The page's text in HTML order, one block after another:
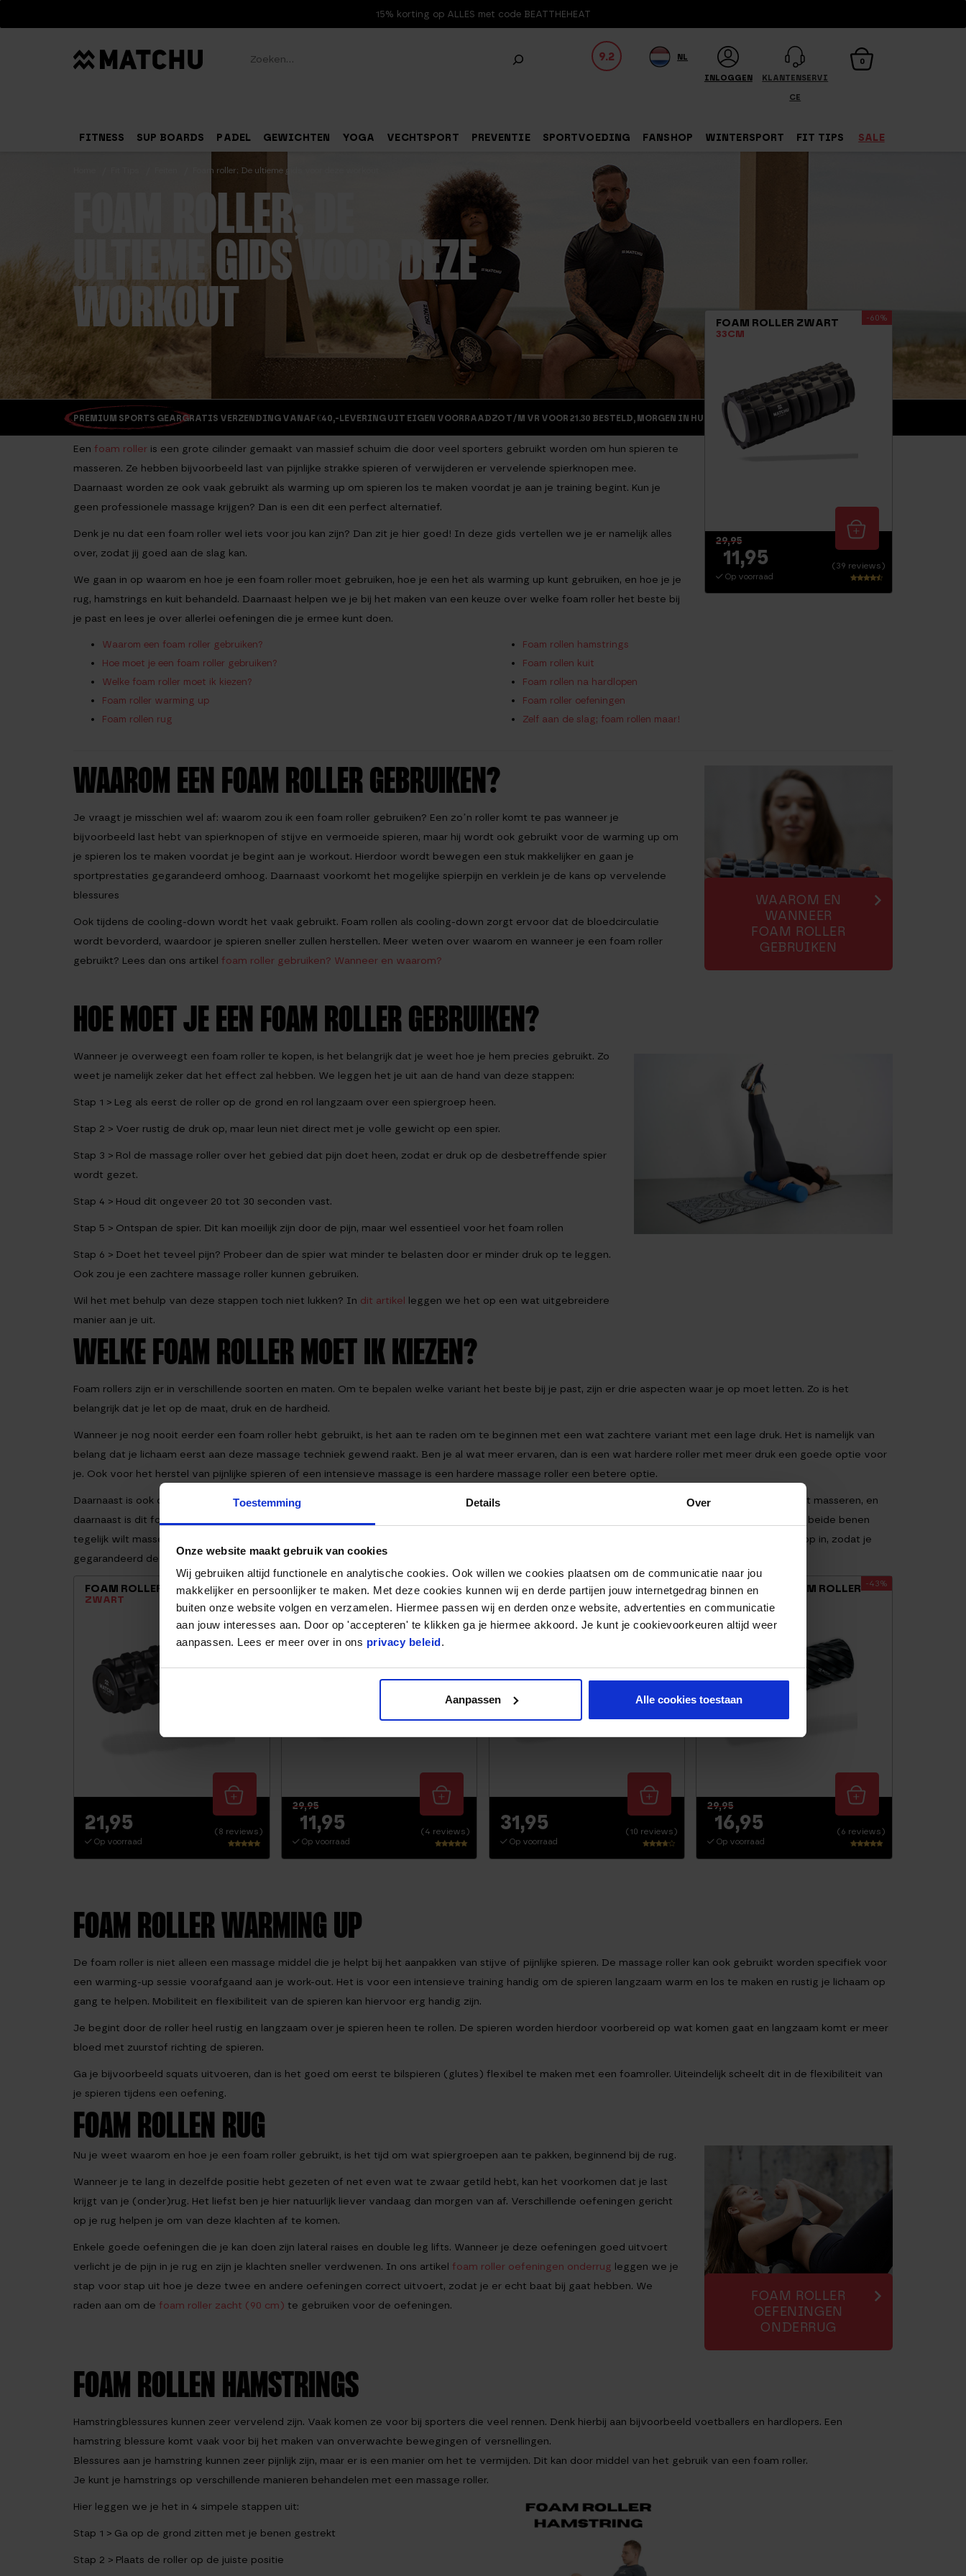
Toestemming Details Over
Onze website maakt gebruik van cookies
Wij gebruiken altijd functionele en analytische cookies. Ook willen we cookies plaatsen om de communicatie naar jou
makkelijker en persoonlijker te maken. Met deze cookies kunnen wij en derde partijen jouw internetgedrag binnen en
buiten onze website volgen en verzamelen. Hiermee passen wij en derden onze website, advertenties en communicatie
aan jouw interesses aan. Door op 'accepteren' te klikken ga je hiermee akkoord. Je kunt je cookievoorkeuren altijd weer
aanpassen. Lees er meer over in ons privacy beleid.
Aanpassen Alle cookies toestaan
15% korting op ALLES met code BEATTHEHEAT
9.2 NL
INLOGGEN KLANTENSERVI
CE
0
FITNESS SUP BOARDS PADEL GEWICHTEN YOGA VECHTSPORT PREVENTIE SPORTVOEDING FANSHOP WINTERSPORT FIT TIPS SALE
Foam roller; De ultieme gids voor deze workout
FOAM ROLLER; DE
ULTIEME GIDS VOOR DEZE
WORKOUT
RETOURNEREN
PREMIUM SPORTS GEARGRATIS VERZENDING VANAF €40,- LEVERING UIT EIGEN VOORRAADZO T/M VR VOOR 21.30 BESTELD, MORGEN IN HUIS
Een foam roller is een grote cilinder gemaakt van massief schuim die door veel sporters gebruikt worden om hun spieren te
masseren. Ze hebben bijvoorbeeld last van pijnlijke strakke spieren of verwijderen er vervelende spierknopen mee.
Daarnaast worden ze ook vaak gebruikt als warming up om spieren los te maken voordat je aan je training begint. Kun je
geen professionele massage krijgen? Dan is een dit een perfect alternatief.
Denk je nu dat een foam roller wel iets voor jou kan zijn? Dan zit je hier goed! In deze gids vertellen we je er namelijk alles
over, zodat jij goed aan de slag kan.
We gaan in op waarom en hoe je een foam roller moet gebruiken, hoe je een het als warming up kunt gebruiken, en hoe je je
rug, hamstrings en kuit behandeld. Daarnaast helpen we je bij het maken van een keuze over welke foam roller het beste bij
je past en lees je over allerlei oefeningen die je ermee kunt doen.
FOAM ROLLER ZWART
33CM
-60%
(39 reviews)
29,95
11,95
Op voorraad
Waarom een foam roller gebruiken?
Hoe moet je een foam roller gebruiken?
Welke foam roller moet ik kiezen?
Foam roller warming up
Foam rollen rug
Foam rollen hamstrings
Foam rollen kuit
Foam rollen na hardlopen
Foam roller oefeningen
Zelf aan de slag; foam rollen maar!
WAAROM EEN FOAM ROLLER GEBRUIKEN?
Je vraagt je misschien wel af: waarom zou ik een foam roller gebruiken? Een zo’n roller komt te pas wanneer je
bijvoorbeeld last hebt van spierknopen of stijve en vermoeide spieren, maar hij wordt ook gebruikt voor de warming up om
je spieren los te maken voordat je begint aan je workout. Hierdoor wordt bewegen een stuk makkelijker en gaan je
sportprestaties gegarandeerd omhoog. Daarnaast voorkomt het mogelijke spierpijn en verklein je de kans op vervelende
blessures
Ook tijdens de cooling-down wordt het vaak gebruikt. Foam rollen als cooling-down zorgt ervoor dat de bloedcirculatie
wordt bevorderd, waardoor je spieren sneller zullen herstellen. Meer weten over waarom en wanneer je een foam roller
gebruikt? Lees dan ons artikel foam roller gebruiken? Wanneer en waarom?
WAAROM EN
WANNEER
FOAM ROLLER
GEBRUIKEN
HOE MOET JE EEN FOAM ROLLER GEBRUIKEN?
Wanneer je overweegt een foam roller te kopen, is het belangrijk dat je weet hoe je hem precies gebruikt. Zo
weet je namelijk zeker dat het effect zal hebben. We leggen het je uit aan de hand van deze stappen:
Stap 1 > Leg als eerst de roller op de grond en rol langzaam over een spiergroep heen.
Stap 2 > Voer rustig de druk op, maar leun niet direct met je volle gewicht op een spier.
Stap 3 > Rol de massage roller over het gebied dat pijn doet heen, zodat er druk op de desbetreffende spier
wordt gezet.
Stap 4 > Houd dit ongeveer 20 tot 30 seconden vast.
Stap 5 > Ontspan de spier. Dit kan moeilijk zijn door de pijn, maar wel essentieel voor het foam rollen
Stap 6 > Doet het teveel pijn? Probeer dan de spier wat minder te belasten door er minder druk op te leggen.
Ook zou je een zachtere massage roller kunnen gebruiken.
Wil het met behulp van deze stappen toch niet lukken? In dit artikel leggen we het op een wat uitgebreidere
manier aan je uit.
WELKE FOAM ROLLER MOET IK KIEZEN?
Foam rollers zijn er in verschillende soorten en maten. Om te bepalen welke variant het beste bij je past, zijn er drie aspecten waar je op moet letten. Zo is het
belangrijk dat je let op de maat, druk en de hardheid.
Wanneer je nog nooit eerder een foam roller hebt gebruikt, is het aan te raden om te beginnen met een wat zachtere variant met een lage druk. Het is namelijk van
belang dat je lichaam eerst aan deze massage techniek gewend raakt. Ben je al wat meer ervaren, dan is een wat hardere roller met meer druk een goede optie voor
je. Ook voor het herstel van pijnlijke spieren of een intensieve massage is een hardere massage roller een betere optie.
Daarnaast is ook de maat goed om in overweging mee te nemen. De meeste rollers zijn 33 cm breed. Dit is perfect wanneer je je armen of benen wilt masseren, en
daarnaast is dit formaat ook nog eens makkelijk mee te nemen. De wat grotere massage rollers vaak vanaf 40 cm, zijn ideaal wanneer je bijvoorbeeld beide benen
tegelijk wilt masseren. Wil je meer hulp bij het kiezen van de juiste foam roller? Op onze
gaan we er wat gedetailleerder op in, zodat je
gegarandeerd de juiste keuze maakt!
FOAM ROLLER EXTRA
ZWART
(8 reviews)
21,95
Op voorraad
FOAM ROLLER ORANJE
33CM
(4 reviews)
29,95
11,95
Op voorraad
FOAM ROLLER ZACHT 90CM
BLAUW
(10 reviews)
31,95
Op voorraad
HEAVY DUTY FOAM ROLLER -43%
(6 reviews)
29,95
16,95
Op voorraad
FOAM ROLLER WARMING UP
De foam roller is niet alleen een massage middel die je helpt bij het aanpakken van stijve of pijnlijke spieren. De massage roller kan ook gebruikt worden specifiek voor
een warming-up sessie voorafgaand aan je work-out. Het is voor een intensieve training handig om de spieren langzaam warm en los te maken en rustig je lichaam op
gang te helpen. Mobiliteit en flexibiliteit van de spieren kan hiervoor erg handig zijn.
Je begint door de roller heel rustig en langzaam over je spieren heen te rollen. De spieren worden hierdoor voorbereid op wat komen gaat en langzaam komt er meer
bloed met zuurstof richting de spieren.
Ga je bijvoorbeeld squats uitvoeren, dan is het goed om eerst te bilspieren (glutes) flexibel te maken met een foamroller. Uiteindelijk scheelt dit in de flexibiliteit van
je spieren tijdens een oefening.
FOAM ROLLEN RUG
Nu je weet waarom en hoe je een foam roller gebruikt, is het tijd om wat spiergroepen aan te pakken, beginnend bij de rug.
Wanneer je te lang in dezelfde positie hebt gezeten of net even wat te zwaar getild hebt, kan het voorkomen dat je last
krijgt van je (onder)rug. Het liefst ben je hier natuurlijk liever vandaag dan morgen van af. Verschillende oefeningen gericht
op je rug helpen je om van deze klachten af te komen.
Enkele goede oefeningen die je kan doen zijn lateral raises en double leg lifts. Wanneer je deze oefeningen goed uitvoert
verlicht je de pijn in je rug en zijn je klachten sneller verdwenen. In ons artikel foam roller oefeningen onderrug leggen we je
stap voor stap uit hoe je deze twee en andere oefeningen correct uitvoert, zodat je er echt baat bij gaat hebben. We
raden aan om de foam roller zacht (90 cm) te gebruiken voor de oefeningen.
FOAM ROLLER
OEFENINGEN
ONDERRUG
FOAM ROLLEN HAMSTRINGS
Hamstringblessures kunnen zeer vervelend zijn. Vaak komen ze voor bij sporters die veel rennen. Denk hierbij aan bijvoorbeeld voetballers en hardlopers. Een
hamstring blessure komt vaak voor bij het maken van onverwachte bewegingen of versnellingen.
Blessures aan je hamstring kunnen zeer pijnlijk zijn, maar er is een manier om het te vermijden. Dit kan door middel van het gebruik van een foam roller.
Je kunt je hamstrings op verschillende manieren behandelen met een massage roller.
Hier leggen we je het in 4 simpele stappen uit:
Stap 1 > Ga op de grond zitten met je benen gestrekt
Stap 2 > Plaats de roller op de juiste positie